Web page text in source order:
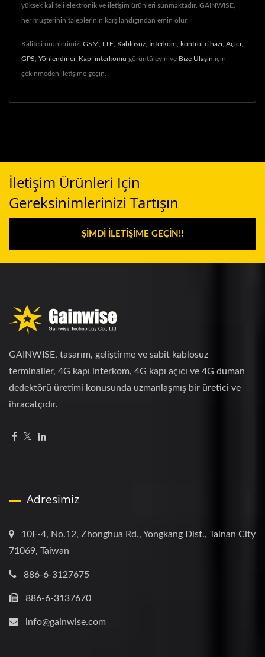
yüksek kaliteli elektronik ve iletişim ürünleri sunmaktadır. GAINWISE,
her müşterinin taleplerinin karşılandığından emin olur.
Kaliteli ürünlerimizi GSM LTE Kablosuz İnterkom kontrol cihazı Açıcı
GPS Yönlendirici Kapı interkomu görüntüleyin ve Bize Ulaşın için
çekinmeden iletişime geçin.
İletişim Ürünleri Için
Gereksinimlerinizi Tartışın
ŞIMDI İLETIŞIME GEÇIN!!
GAINWISE, tasarım, geliştirme ve sabit kablosuz
terminaller, 4G kapı interkom, 4G kapı açıcı ve 4G duman
dedektörü üretimi konusunda uzmanlaşmış bir üretici ve
ihracatçıdır.
Adresimiz
10F-4, No.12, Zhonghua Rd., Yongkang Dist., Tainan City
71069, Taiwan
886-6-3127675
886-6-3137670
info@gainwise.com